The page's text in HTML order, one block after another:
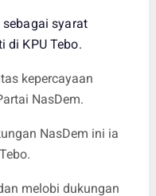
syarat
di KPU Tebo.
kepercayaan
NasDem.
NasDem ini ia
melobi dukungan